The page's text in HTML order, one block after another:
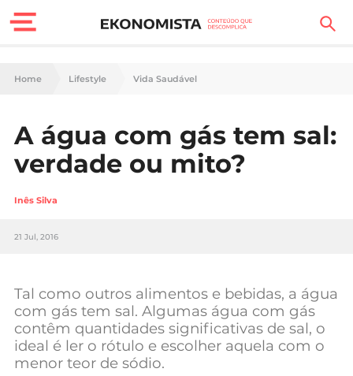
Finanças Pessoais
Carreira
Tecnologia
Negócios
Home Lifestyle Vida Saudável
A água com gás tem sal:
verdade ou mito?
Inês Silva
21 Jul, 2016
Tal como outros alimentos e bebidas, a água
com gás tem sal. Algumas água com gás
contêm quantidades significativas de sal, o
ideal é ler o rótulo e escolher aquela com o
menor teor de sódio.